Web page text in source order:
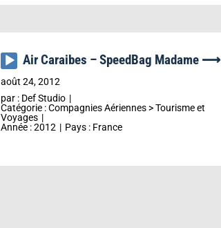
Lecteur
audio
Air Caraibes – SpeedBag Madame ⟶
août 24, 2012
par : Def Studio
Catégorie :Compagnies Aériennes>Tourisme et
Voyages
Année :2012 Pays : France